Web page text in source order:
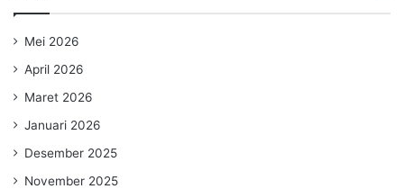
Mei 2026
April 2026
Maret 2026
Januari 2026
Desember 2025
November 2025